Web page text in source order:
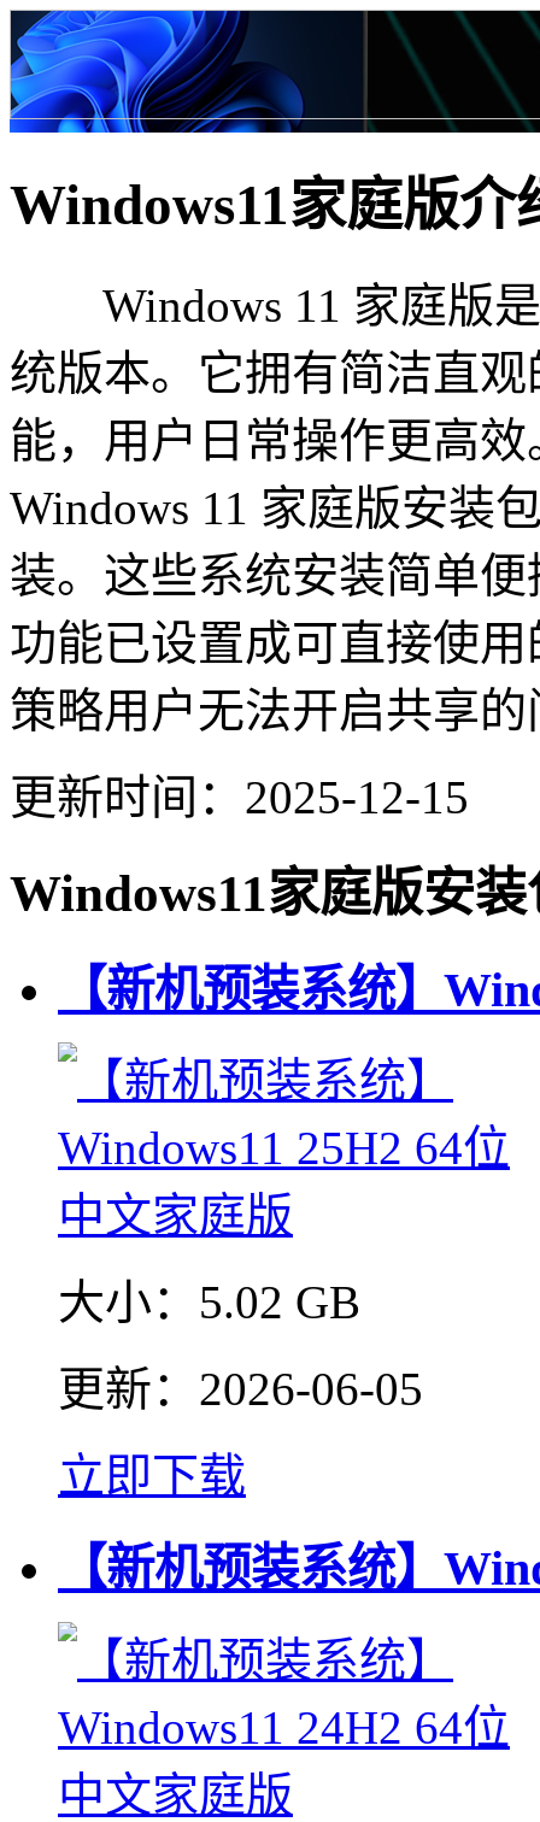
Windows11家庭版介
Windows 11 家庭版是
统版本。它拥有简洁直
能，用户日常操作更高
Windows 11 家庭版安装
装。这些系统安装简单
功能已设置成可直接使
策略用户无法开启共享的
更新时间：2025-12-15
Windows11家庭版安
【新机预装系统】
大小： 5.02 GB
更新： 2026-06-05
立即下载
【新机预装系统】